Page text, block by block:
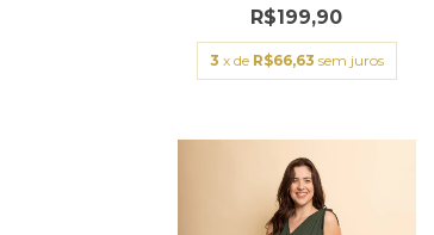
R$199,90
3 x de R$66,63 sem juros